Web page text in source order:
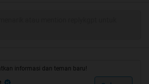
informasi dan teman baru!